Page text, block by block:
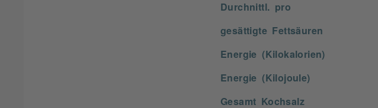
Durchnittl. pro
gesättigte Fettsäuren
Energie (Kilokalorien)
Energie (Kilojoule)
Gesamt Kochsalz